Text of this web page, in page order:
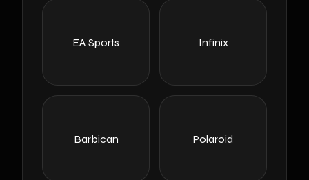
EA Sports Infinix
Barbican Polaroid